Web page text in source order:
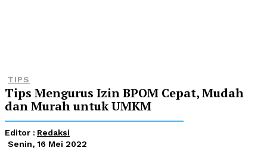
TIPS
Tips Mengurus Izin BPOM Cepat, Mudah
dan Murah untuk UMKM
Editor : Redaksi
Senin, 16 Mei 2022